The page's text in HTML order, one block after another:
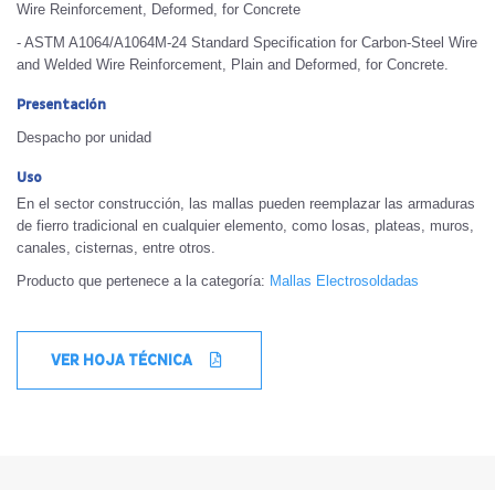
Wire Reinforcement, Deformed, for Concrete
- ASTM A1064/A1064M-24 Standard Specification for Carbon-Steel Wire
and Welded Wire Reinforcement, Plain and Deformed, for Concrete.
Presentación
Despacho por unidad
Uso
En el sector construcción, las mallas pueden reemplazar las armaduras
de fierro tradicional en cualquier elemento, como losas, plateas, muros,
canales, cisternas, entre otros.
Producto que pertenece a la categoría: Mallas Electrosoldadas
VER HOJA TÉCNICA